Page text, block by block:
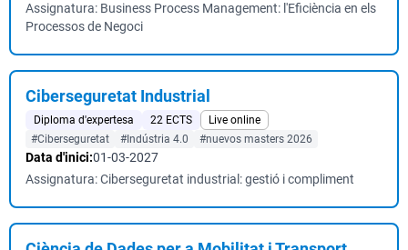
Assignatura: Business Process Management: l'Eficiència en els
Processos de Negoci
Ciberseguretat Industrial
Diploma d'expertesa 22 ECTS
Live online
#Ciberseguretat
#Indústria 4.0 #nuevos masters 2026
Data d'inici:01-03-2027
Assignatura: Ciberseguretat industrial: gestió i compliment